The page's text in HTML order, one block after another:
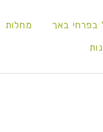
בפרחי באך מחלות